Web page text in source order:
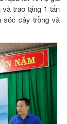
trao tặng 1 tấn
sóc cây trồng và